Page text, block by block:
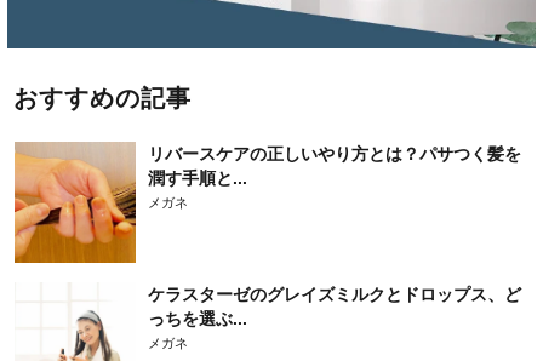
おすすめの記事
リバースケアの正しいやり方とは？パサつく髪を
潤す手順と...
メガネ
ケラスターゼのグレイズミルクとドロップス、ど
っちを選ぶ...
メガネ